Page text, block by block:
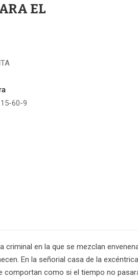
EL
60-9
en la que se mezclan
En la señorial casa de la
como si el tiempo no